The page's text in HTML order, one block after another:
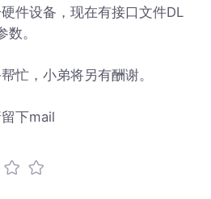
件设备，现在有接口文件DL
。
忙，小弟将另有酬谢。
下mail